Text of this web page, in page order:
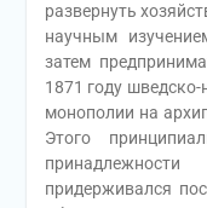
развернуть
научным
затем
1871 году шведско-
монополии на
Этого
придерживался